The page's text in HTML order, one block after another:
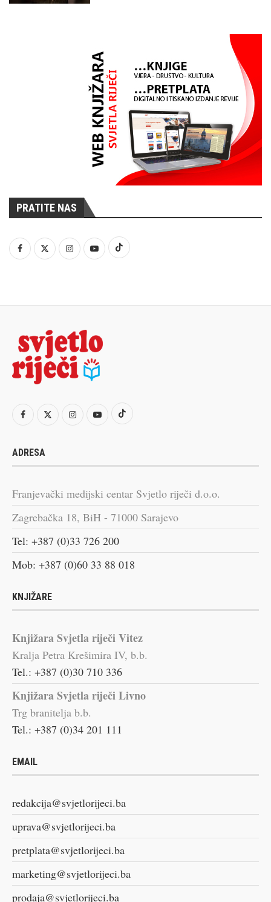
PRATITE NAS
ADRESA
Franjevački medijski centar Svjetlo riječi d.o.o.
Zagrebačka 18, BiH - 71000 Sarajevo
Tel: +387 (0)33 726 200
Mob: +387 (0)60 33 88 018
KNJIŽARE
Knjižara Svjetla riječi Vitez
Kralja Petra Krešimira IV, b.b.
Tel.: +387 (0)30 710 336
Knjižara Svjetla riječi Livno
Trg branitelja b.b.
Tel.: +387 (0)34 201 111
EMAIL
redakcija@svjetlorijeci.ba
uprava@svjetlorijeci.ba
pretplata@svjetlorijeci.ba
marketing@svjetlorijeci.ba
prodaja@svjetlorijeci.ba